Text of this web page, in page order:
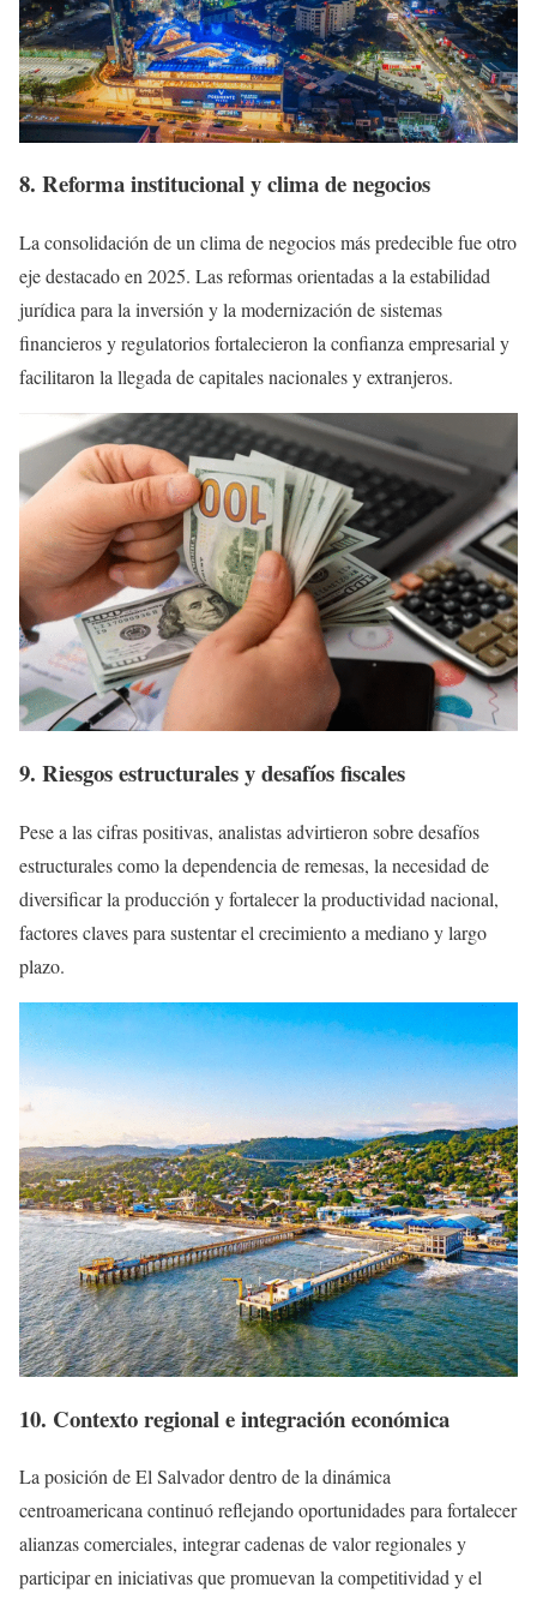
8. Reforma institucional y clima de negocios
La consolidación de un clima de negocios más predecible fue otro
eje destacado en 2025. Las reformas orientadas a la estabilidad
jurídica para la inversión y la modernización de sistemas
financieros y regulatorios fortalecieron la confianza empresarial y
facilitaron la llegada de capitales nacionales y extranjeros.
9. Riesgos estructurales y desafíos fiscales
Pese a las cifras positivas, analistas advirtieron sobre desafíos
estructurales como la dependencia de remesas, la necesidad de
diversificar la producción y fortalecer la productividad nacional,
factores claves para sustentar el crecimiento a mediano y largo
plazo.
10. Contexto regional e integración económica
La posición de El Salvador dentro de la dinámica
centroamericana continuó reflejando oportunidades para fortalecer
alianzas comerciales, integrar cadenas de valor regionales y
participar en iniciativas que promuevan la competitividad y el